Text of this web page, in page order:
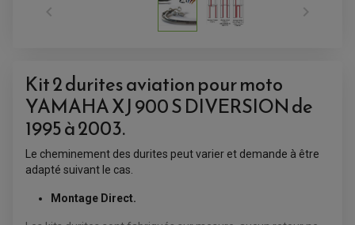
ACCESSOIRES ANODISES POUR QUAD
BOUCHON DE RÉSERVOIR QUAD
KIT POIGNÉE DE GAZ QUAD
 
Kit 2 durites aviation pour moto
YAMAHA XJ 900 S DIVERSIONde
1995 à 2003.
Le cheminement des durites peut varier et demande à être
adapté suivant le cas.
Montage Direct.